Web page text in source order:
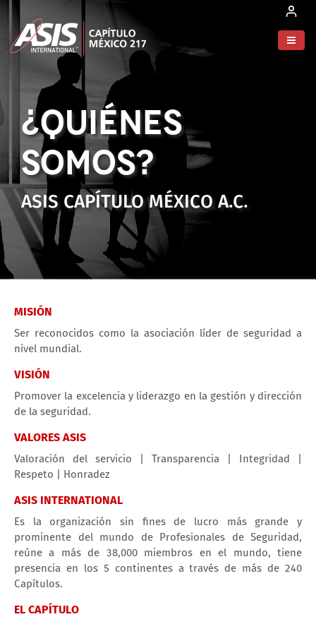
¿QUIÉNES
SOMOS?
ASIS CAPÍTULO MÉXICO A.C.
MISIÓN
Ser reconocidos como la asociación líder de seguridad a
nivel mundial.
VISIÓN
Promover la excelencia y liderazgo en la gestión y dirección
de la seguridad.
VALORES ASIS
Valoración del servicio | Transparencia | Integridad |
Respeto | Honradez
ASIS INTERNATIONAL
Es la organización sin fines de lucro más grande y
prominente del mundo de Profesionales de Seguridad,
reúne a más de 38,000 miembros en el mundo, tiene
presencia en los 5 continentes a través de más de 240
Capítulos.
EL CAPÍTULO